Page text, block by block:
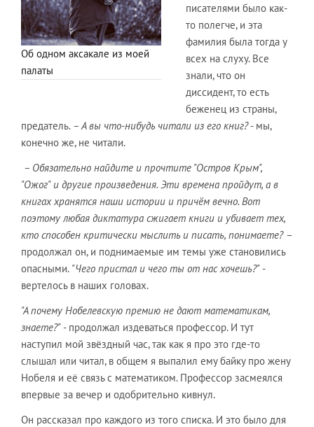
Об одном аксакале из моей
палаты
писателями было как-
то полегче, и эта
фамилия была тогда у
всех на слуху. Все
знали, что он
диссидент, то есть
беженец из страны,
предатель. – А вы что-нибудь читали из его книг?- мы,
конечно же, не читали.
– Обязательно найдите и прочтите "Остров Крым",
"Ожог" и другие произведения. Эти времена пройдут, а в
книгах хранятся наши истории и причём вечно. Вот
поэтому любая диктатура сжигает книги и убивает тех,
кто способен критически мыслить и писать, понимаете? –
продолжал он, и поднимаемые им темы уже становились
опасными. "Чего пристал и чего ты от нас хочешь?" -
вертелось в наших головах.
"А почему Нобелевскую премию не дают математикам,
знаете?" - продолжал издеваться профессор. И тут
наступил мой звёздный час, так как я про это где-то
слышал или читал, в общем я выпалил ему байку про жену
Нобеля и её связь с математиком. Профессор засмеялся
впервые за вечер и одобрительно кивнул.
Он рассказал про каждого из того списка. И это было для